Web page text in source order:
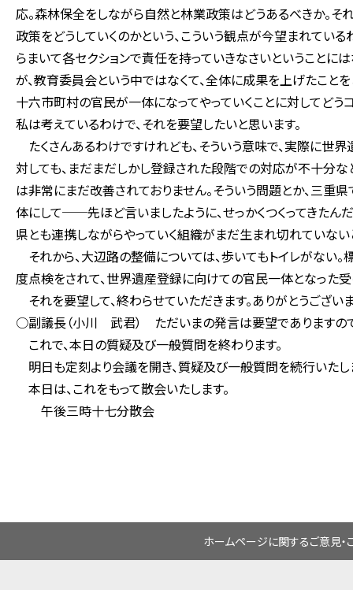
応。森林保全をしながら自然と林業政策はどうあるべきか。そ
政策をどうしていくのかという、こういう観点が今望まれてい
らまいて各セクションで責任を持っていきなさいということに
が、教育委員会という中ではなくて、全体に成果を上げたこと
十六市町村の官民が一体になってやっていくことに対してど
私は考えているわけで、それを要望したいと思います。
たくさんあるわけですけれども、そういう意味で、実際に世
対しても、まだまだしかし登録された段階での対応が不十分
は非常にまだ改善されておりません。そういう問題とか、三
体にして──先ほど言いましたように、せっかくつくってきた
県とも連携しながらやっていく組織がまだ生まれ切れていない
それから、大辺路の整備については、歩いてもトイレがない
度点検をされて、世界遺産登録に向けての官民一体となった
それを要望して、終わらせていただきます。ありがとうござい
○副議長（小川 武君） ただいまの発言は要望でありますの
これで、本日の質疑及び一般質問を終わります。
明日も定刻より会議を開き、質疑及び一般質問を続行いたし
本日は、これをもって散会いたします。
午後三時十七分散会
ホームページに関するご意見・